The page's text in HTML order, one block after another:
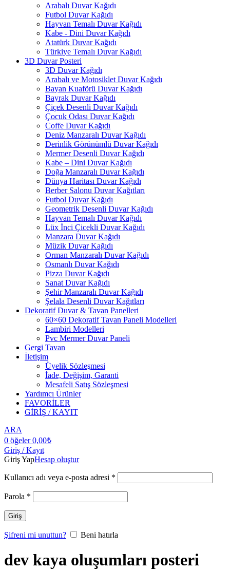
Arabalı Duvar Kağıdı
Futbol Duvar Kağıdı
Hayvan Temalı Duvar Kağıdı
Kabe - Dini Duvar Kağıdı
Atatürk Duvar Kağıdı
Türkiye Temalı Duvar Kağıdı
3D Duvar Posteri
3D Duvar Kağıdı
Arabalı ve Motosiklet Duvar Kağıdı
Bayan Kuaförü Duvar Kağıdı
Bayrak Duvar Kağıdı
Çiçek Desenli Duvar Kağıdı
Çocuk Odası Duvar Kağıdı
Coffe Duvar Kağıdı
Deniz Manzaralı Duvar Kağıdı
Derinlik Görünümlü Duvar Kağıdı
Mermer Desenli Duvar Kağıdı
Kabe – Dini Duvar Kağıdı
Doğa Manzaralı Duvar Kağıdı
Dünya Haritası Duvar Kağıdı
Berber Salonu Duvar Kağıtları
Futbol Duvar Kağıdı
Geometrik Desenli Duvar Kağıdı
Hayvan Temalı Duvar Kağıdı
Lüx İnci Çicekli Duvar Kağıdı
Manzara Duvar Kağıdı
Müzik Duvar Kağıdı
Orman Manzaralı Duvar Kağıdı
Osmanlı Duvar Kağıdı
Pizza Duvar Kağıdı
Sanat Duvar Kağıdı
Şehir Manzaralı Duvar Kağıdı
Şelala Desenli Duvar Kağıtları
Dekoratif Duvar & Tavan Panelleri
60×60 Dekoratif Tavan Paneli Modelleri
Lambiri Modelleri
Pvc Mermer Duvar Paneli
Gergi Tavan
İletişim
Üyelik Sözleşmesi
İade, Değişim, Garanti
Mesafeli Satış Sözleşmesi
Yardımcı Ürünler
FAVORİLER
GİRİŞ / KAYIT
ARA
0 öğeler 0,00₺
Giriş / Kayıt
Giriş YapHesap oluştur
Kullanıcı adı veya e-posta adresi *
Parola *
Giriş
Şifreni mi unuttun? Beni hatırla
dev kaya oluşumları posteri